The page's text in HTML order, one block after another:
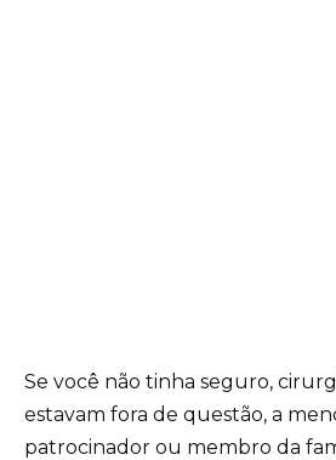
Se você não tinha seguro,
estavam fora de questão, a
patrocinador ou membro da